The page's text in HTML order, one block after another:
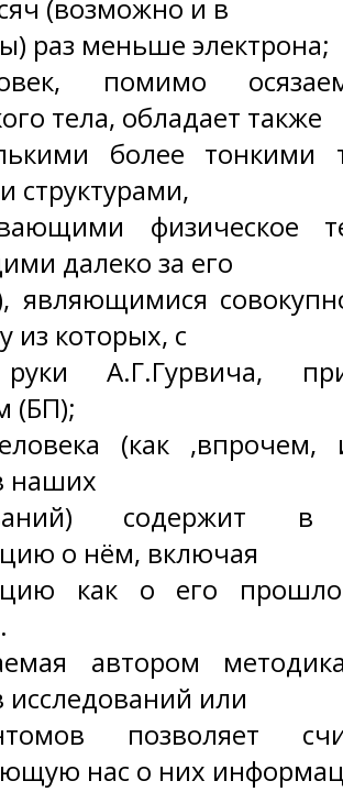
(возможно и в
раз меньше электрона;
помимо
тела, обладает также
более тонкими
структурами,
физическое
далеко за его
являющимися
из которых, с
А.Г.Гурвича,
(БП);
(как ,впрочем,
наших
содержит
о нём, включая
как о его
автором
исследований или
позволяет
нас о них